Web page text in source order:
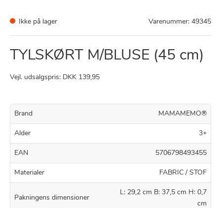
Ikke på lager Varenummer: 49345
TYLSKØRT M/BLUSE (45 cm)
Vejl. udsalgspris: DKK 139,95
Brand MAMAMEMO®
Alder 3+
EAN 5706798493455
Materialer FABRIC / STOF
Pakningens dimensioner
L: 29,2 cm B: 37,5 cm H: 0,7
cm